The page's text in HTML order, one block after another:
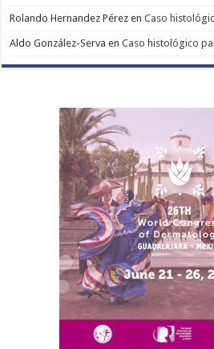
Rolando Hernandez Pérez enCaso
Aldo González-Serva enCaso histológico